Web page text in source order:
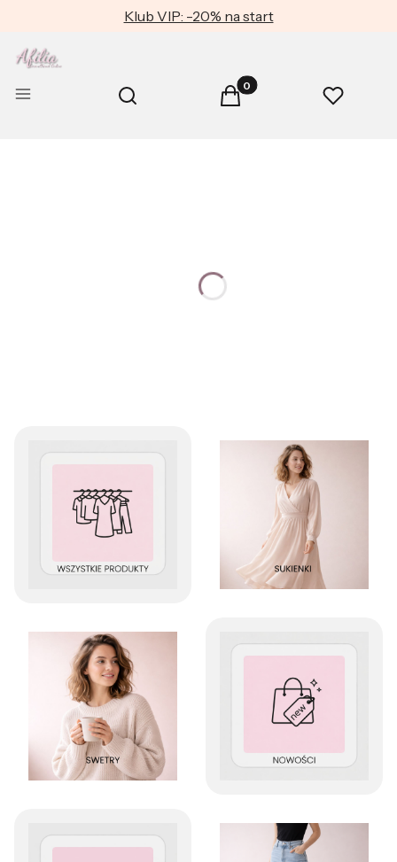
Klub VIP: -20% na start
Menu Otwórz wyszukiwarkę
Szukaj Produkty w koszyku: 0.
Koszyk Ulubione